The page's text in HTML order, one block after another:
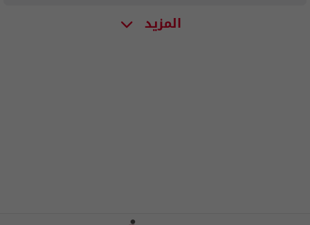
المزيد